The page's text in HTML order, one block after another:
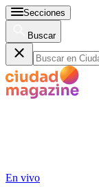
Secciones
Buscar
En vivo